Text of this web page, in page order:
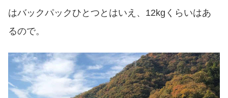
はバックパックひとつとはいえ、12kgくらいはあ
るので。